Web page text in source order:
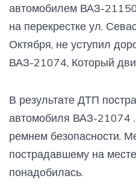
автомобилем ВАЗ-
на перекрестке ул.
Октября, не уступил
ВАЗ-21074, Который
В результате ДТП
автомобиля ВАЗ-21074
ремнем безопасности.
пострадавшему на
понадобилась.